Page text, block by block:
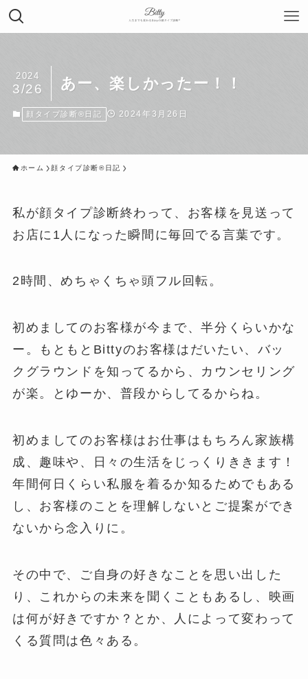
あー、楽しかったー！！
2024
3/26
顔タイプ診断®︎日記 2024年3月26日
ホーム 顔タイプ診断®︎日記
私が顔タイプ診断終わって、お客様を見送って
お店に1人になった瞬間に毎回でる言葉です。
2時間、めちゃくちゃ頭フル回転。
初めましてのお客様が今まで、半分くらいかな
ー。もともとBittyのお客様はだいたい、バッ
クグラウンドを知ってるから、カウンセリング
が楽。とゆーか、普段からしてるからね。
初めましてのお客様はお仕事はもちろん家族構
成、趣味や、日々の生活をじっくりききます！
年間何日くらい私服を着るか知るためでもある
し、お客様のことを理解しないとご提案ができ
ないから念入りに。
その中で、ご自身の好きなことを思い出した
り、これからの未来を聞くこともあるし、映画
は何が好きですか？とか、人によって変わって
くる質問は色々ある。